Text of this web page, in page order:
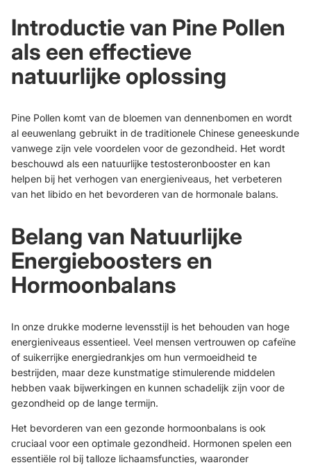
Introductie van Pine Pollen
als een effectieve
natuurlijke oplossing
Pine Pollen komt van de bloemen van dennenbomen en wordt
al eeuwenlang gebruikt in de traditionele Chinese geneeskunde
vanwege zijn vele voordelen voor de gezondheid. Het wordt
beschouwd als een natuurlijke testosteronbooster en kan
helpen bij het verhogen van energieniveaus, het verbeteren
van het libido en het bevorderen van de hormonale balans.
Belang van Natuurlijke
Energieboosters en
Hormoonbalans
In onze drukke moderne levensstijl is het behouden van hoge
energieniveaus essentieel. Veel mensen vertrouwen op cafeïne
of suikerrijke energiedrankjes om hun vermoeidheid te
bestrijden, maar deze kunstmatige stimulerende middelen
hebben vaak bijwerkingen en kunnen schadelijk zijn voor de
gezondheid op de lange termijn.
Het bevorderen van een gezonde hormoonbalans is ook
cruciaal voor een optimale gezondheid. Hormonen spelen een
essentiële rol bij talloze lichaamsfuncties, waaronder